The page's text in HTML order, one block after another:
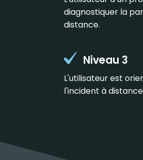
diagnostiquer la
distance.
Niveau 3
L'utilisateur est
l'incident à